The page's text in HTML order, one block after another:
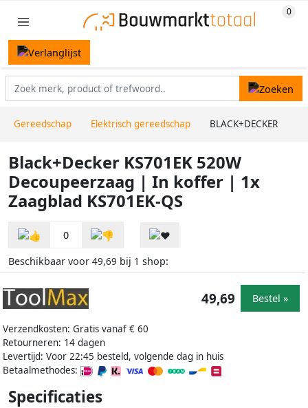
Gereedschap Elektrisch gereedschap BLACK+DECKER
Black+Decker KS701EK 520W
Decoupeerzaag | In koffer | 1x
Zaagblad KS701EK-QS
0
Beschikbaar voor 49,69 bij 1 shop:
Verzendkosten: Gratis vanaf € 60
Retourneren: 14 dagen
Levertijd: Voor 22:45 besteld, volgende dag in huis
Betaalmethodes:
49,69 Bestel »
Specificaties